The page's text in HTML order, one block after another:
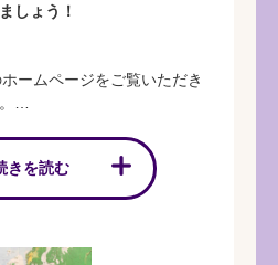
しょう！
ームページをご覧いただき
い方
伸ばしたい方
きを読む